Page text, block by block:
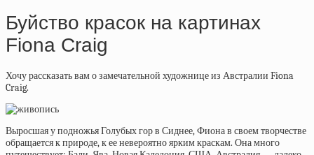
Буйство красок на картинах
Fiona Craig
Хочу рассказать вам о замечательной художнице из Австралии Fiona
Craig.
Выросшая у подножья Голубых гор в Сиднее, Фиона в своем творчестве
обращается к природе, к ее невероятно ярким краскам. Она много